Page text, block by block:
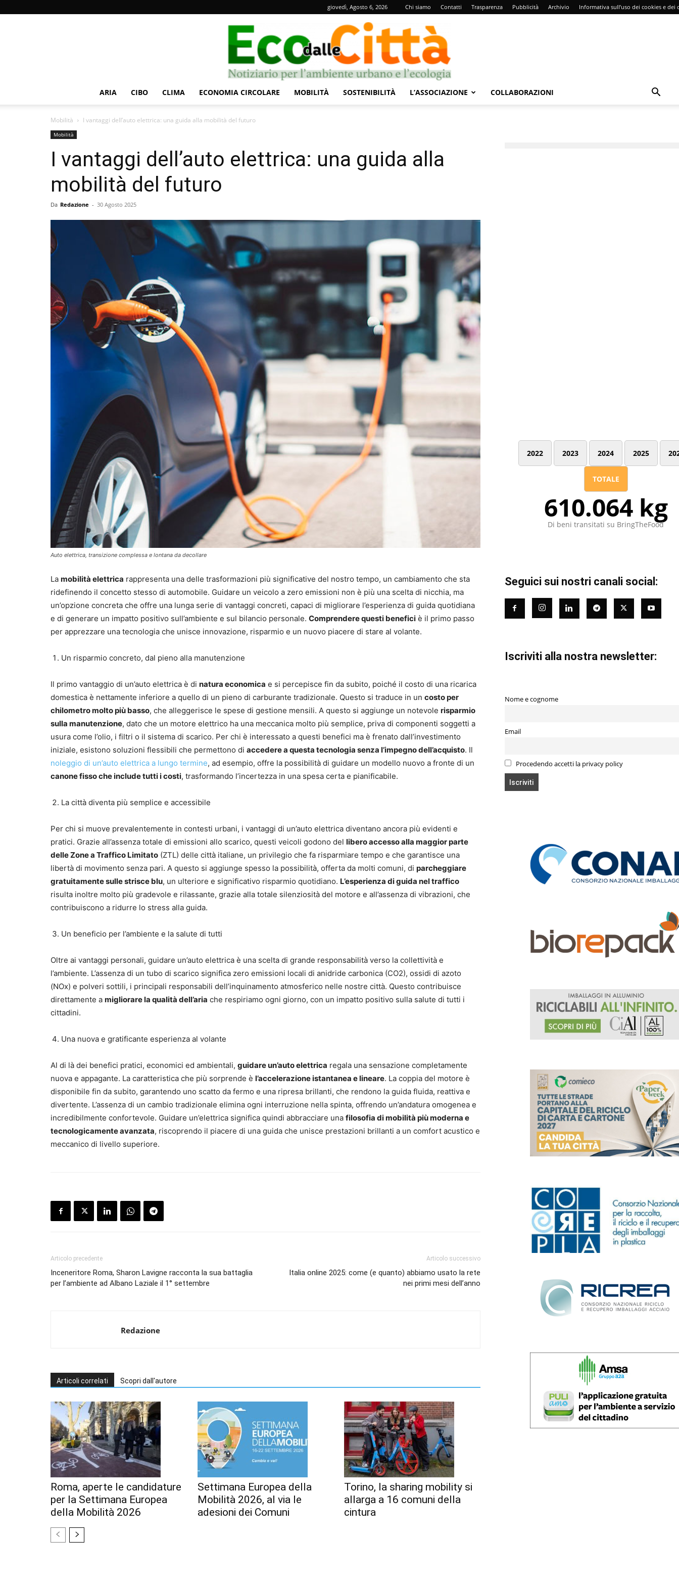
giovedì, Agosto 6, 2026 Chi siamo Contatti Trasparenza Pubblicità Archivio Informativa sull’uso dei cookies e dei
Città
ARIA CIBO CLIMA ECONOMIA CIRCOLARE MOBILITÀ SOSTENIBILITÀ L’ASSOCIAZIONE COLLABORAZIONI
Mobilità I vantaggi dell’auto elettrica: una guida alla mobilità del futuro
Mobilità
I vantaggi dell’auto elettrica: una guida alla
mobilità del futuro
Da Redazione - 30 Agosto 2025
Auto elettrica, transizione complessa e lontana da decollare
La mobilità elettrica rappresenta una delle trasformazioni più significative del nostro tempo, un cambiamento che sta
ridefinendo il concetto stesso di automobile. Guidare un veicolo a zero emissioni non è più una scelta di nicchia, ma
un’opzione concreta che offre una lunga serie di vantaggi concreti, capaci di migliorare l’esperienza di guida quotidiana
e di generare un impatto positivo sull’ambiente e sul bilancio personale. Comprendere questi benefici è il primo passo
per apprezzare una tecnologia che unisce innovazione, risparmio e un nuovo piacere di stare al volante.
Un risparmio concreto, dal pieno alla manutenzione
Il primo vantaggio di un’auto elettrica è di natura economica e si percepisce fin da subito, poiché il costo di una ricarica
domestica è nettamente inferiore a quello di un pieno di carburante tradizionale. Questo si traduce in un costo per
chilometro molto più basso, che alleggerisce le spese di gestione mensili. A questo si aggiunge un notevole risparmio
sulla manutenzione, dato che un motore elettrico ha una meccanica molto più semplice, priva di componenti soggetti a
usura come l’olio, i filtri o il sistema di scarico. Per chi è interessato a questi benefici ma è frenato dall’investimento
iniziale, esistono soluzioni flessibili che permettono di accedere a questa tecnologia senza l’impegno dell’acquisto. Il
noleggio di un’auto elettrica a lungo termine, ad esempio, offre la possibilità di guidare un modello nuovo a fronte di un
canone fisso che include tutti i costi, trasformando l’incertezza in una spesa certa e pianificabile.
La città diventa più semplice e accessibile
Per chi si muove prevalentemente in contesti urbani, i vantaggi di un’auto elettrica diventano ancora più evidenti e
pratici. Grazie all’assenza totale di emissioni allo scarico, questi veicoli godono del libero accesso alla maggior parte
delle Zone a Traffico Limitato (ZTL) delle città italiane, un privilegio che fa risparmiare tempo e che garantisce una
libertà di movimento senza pari. A questo si aggiunge spesso la possibilità, offerta da molti comuni, di parcheggiare
gratuitamente sulle strisce blu, un ulteriore e significativo risparmio quotidiano. L’esperienza di guida nel traffico
risulta inoltre molto più gradevole e rilassante, grazie alla totale silenziosità del motore e all’assenza di vibrazioni, che
contribuiscono a ridurre lo stress alla guida.
Un beneficio per l’ambiente e la salute di tutti
Oltre ai vantaggi personali, guidare un’auto elettrica è una scelta di grande responsabilità verso la collettività e
l’ambiente. L’assenza di un tubo di scarico significa zero emissioni locali di anidride carbonica (CO2), ossidi di azoto
(NOx) e polveri sottili, i principali responsabili dell’inquinamento atmosferico nelle nostre città. Questo contribuisce
direttamente a migliorare la qualità dell’aria che respiriamo ogni giorno, con un impatto positivo sulla salute di tutti i
cittadini.
Una nuova e gratificante esperienza al volante
Al di là dei benefici pratici, economici ed ambientali, guidare un’auto elettrica regala una sensazione completamente
nuova e appagante. La caratteristica che più sorprende è l’accelerazione istantanea e lineare. La coppia del motore è
disponibile fin da subito, garantendo uno scatto da fermo e una ripresa brillanti, che rendono la guida fluida, reattiva e
divertente. L’assenza di un cambio tradizionale elimina ogni interruzione nella spinta, offrendo un’andatura omogenea e
incredibilmente confortevole. Guidare un’elettrica significa quindi abbracciare una filosofia di mobilità più moderna e
tecnologicamente avanzata, riscoprendo il piacere di una guida che unisce prestazioni brillanti a un comfort acustico e
meccanico di livello superiore.
Articolo precedente
Inceneritore Roma, Sharon Lavigne racconta la sua battaglia
per l’ambiente ad Albano Laziale il 1° settembre
Articolo successivo
Italia online 2025: come (e quanto) abbiamo usato la rete
nei primi mesi dell’anno
Redazione
Articoli correlati Scopri dall'autore
Roma, aperte le candidature
per la Settimana Europea
della Mobilità 2026
Settimana Europea della
Mobilità 2026, al via le
adesioni dei Comuni
Torino, la sharing mobility si
allarga a 16 comuni della
cintura
2022 2023 2024 2025
TOTALE
610.064 kg
Di beni transitati su BringTheFood
Seguici sui nostri canali social:
Iscriviti alla nostra newsletter:
Nome e cognome
Email
Procedendo accetti la privacy policy